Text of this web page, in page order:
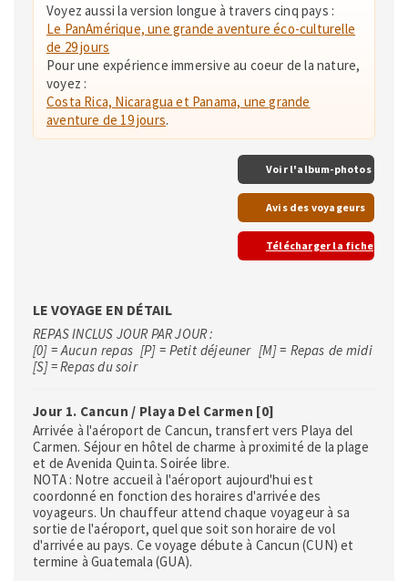
Voyez aussi la version longue à travers cinq pays :
Le PanAmérique, une grande aventure éco-culturelle
de 29 jours
Pour une expérience immersive au coeur de la nature,
voyez :
Costa Rica, Nicaragua et Panama, une grande
aventure de 19 jours.
Voir l'album-photos
Avis des voyageurs
Télécharger la fiche
LE VOYAGE EN DÉTAIL
REPAS INCLUS JOUR PAR JOUR :
[0] = Aucun repas [P] = Petit déjeuner [M] = Repas de midi
[S] = Repas du soir
Jour 1. Cancun / Playa Del Carmen [0]
Arrivée à l'aéroport de Cancun, transfert vers Playa del
Carmen. Séjour en hôtel de charme à proximité de la plage
et de Avenida Quinta. Soirée libre.
NOTA : Notre accueil à l'aéroport aujourd'hui est
coordonné en fonction des horaires d'arrivée des
voyageurs. Un chauffeur attend chaque voyageur à sa
sortie de l'aéroport, quel que soit son horaire de vol
d'arrivée au pays. Ce voyage débute à Cancun (CUN) et
termine à Guatemala (GUA).